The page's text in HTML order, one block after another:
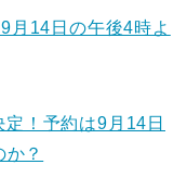
月14日の午後4時よ
！予約は9月14日
？